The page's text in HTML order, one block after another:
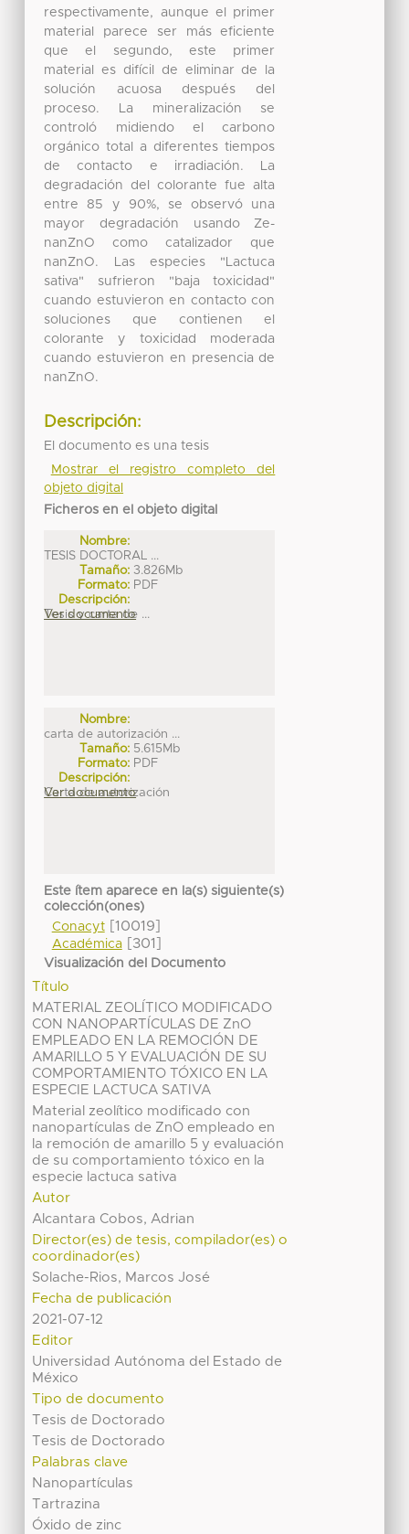
respectivamente, aunque el primer
material parece ser más eficiente
que el segundo, este primer
material es difícil de eliminar de la
solución acuosa después del
proceso. La mineralización se
controló midiendo el carbono
orgánico total a diferentes tiempos
de contacto e irradiación. La
degradación del colorante fue alta
entre 85 y 90%, se observó una
mayor degradación usando Ze-
nanZnO como catalizador que
nanZnO. Las especies "Lactuca
sativa" sufrieron "baja toxicidad"
cuando estuvieron en contacto con
soluciones que contienen el
colorante y toxicidad moderada
cuando estuvieron en presencia de
nanZnO.
Descripción:
El documento es una tesis
Mostrar el registro completo del
objeto digital
Ficheros en el objeto digital
Nombre:
TESIS DOCTORAL ...
Tamaño: 3.826Mb
Formato: PDF
Descripción:
Tesis y carta de ...
Ver documento
Nombre:
carta de autorización ...
Tamaño: 5.615Mb
Formato: PDF
Descripción:
Carta de autorización
Ver documento
Este ítem aparece en la(s) siguiente(s)
colección(ones)
Conacyt[10019]
Académica[301]
Visualización del Documento
Título
MATERIAL ZEOLÍTICO MODIFICADO
CON NANOPARTÍCULAS DE ZnO
EMPLEADO EN LA REMOCIÓN DE
AMARILLO 5 Y EVALUACIÓN DE SU
COMPORTAMIENTO TÓXICO EN LA
ESPECIE LACTUCA SATIVA
Material zeolítico modificado con
nanopartículas de ZnO empleado en
la remoción de amarillo 5 y evaluación
de su comportamiento tóxico en la
especie lactuca sativa
Autor
Alcantara Cobos, Adrian
Director(es) de tesis, compilador(es) o
coordinador(es)
Solache-Rios, Marcos José
Fecha de publicación
2021-07-12
Editor
Universidad Autónoma del Estado de
México
Tipo de documento
Tesis de Doctorado
Tesis de Doctorado
Palabras clave
Nanopartículas
Tartrazina
Óxido de zinc